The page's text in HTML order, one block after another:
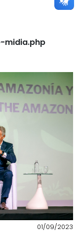
midia.php
01/09/2023